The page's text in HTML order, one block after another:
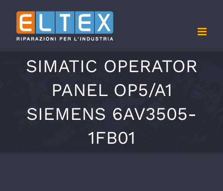
contenuto
SIMATIC OPERATOR
PANEL OP5/A1
SIEMENS 6AV3505-
1FB01